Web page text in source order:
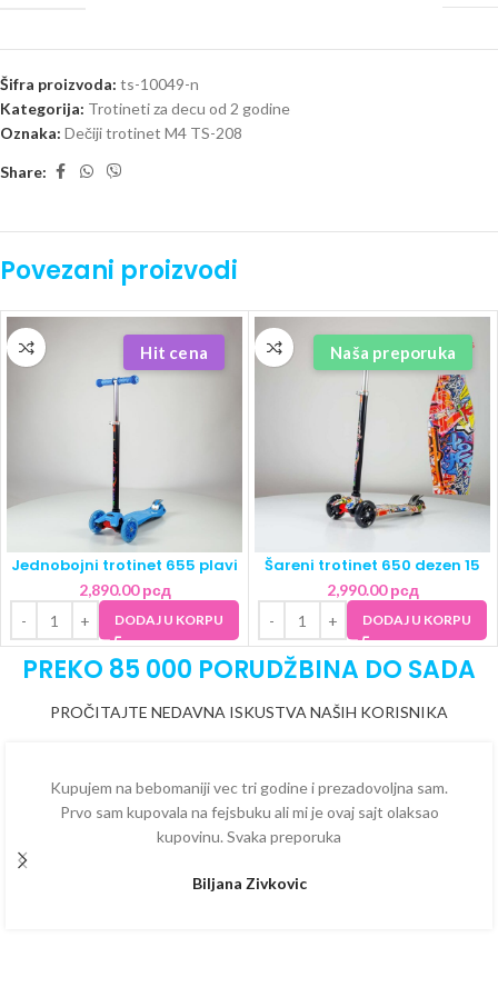
Šifra proizvoda: ts-10049-n
Kategorija: Trotineti za decu od 2 godine
Oznaka: Dečiji trotinet M4 TS-208
Share:
Povezani proizvodi
Hit cena
Jednobojni trotinet 655 plavi
2,890.00рсд
DODAJ U KORPU
Naša preporuka
Šareni trotinet 650 dezen 15
2,990.00рсд
DODAJ U KORPU
PREKO 85 000 PORUDŽBINA DO SADA
PROČITAJTE NEDAVNA ISKUSTVA NAŠIH KORISNIKA
Kupujem na bebomaniji vec tri godine i prezadovoljna sam.
Prvo sam kupovala na fejsbuku ali mi je ovaj sajt olaksao
kupovinu. Svaka preporuka
Biljana Zivkovic